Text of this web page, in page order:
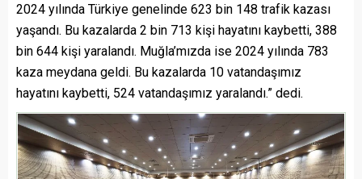
2024 yılında Türkiye genelinde 623 bin 148 trafik kazası
yaşandı. Bu kazalarda 2 bin 713 kişi hayatını kaybetti, 388
bin 644 kişi yaralandı. Muğla’mızda ise 2024 yılında 783
kaza meydana geldi. Bu kazalarda 10 vatandaşımız
hayatını kaybetti, 524 vatandaşımız yaralandı.” dedi.